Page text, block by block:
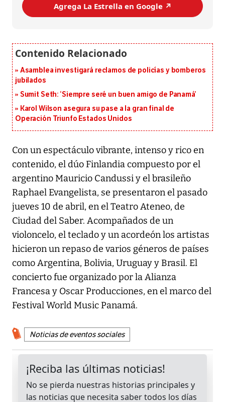
Agrega La Estrella en Google ↗️
Asamblea investigará reclamos de policías y bomberos
jubilados
Sumit Seth: ‘Siempre seré un buen amigo de Panamá’
Karol Wilson asegura su pase a la gran final de
Operación Triunfo Estados Unidos
Con un espectáculo vibrante, intenso y rico en
contenido, el dúo Finlandia compuesto por el
argentino Mauricio Candussi y el brasileño
Raphael Evangelista, se presentaron el pasado
jueves 10 de abril, en el Teatro Ateneo, de
Ciudad del Saber. Acompañados de un
violoncelo, el teclado y un acordeón los artistas
hicieron un repaso de varios géneros de países
como Argentina, Bolivia, Uruguay y Brasil. El
concierto fue organizado por la Alianza
Francesa y Oscar Producciones, en el marco del
Festival World Music Panamá.
Noticias de eventos sociales